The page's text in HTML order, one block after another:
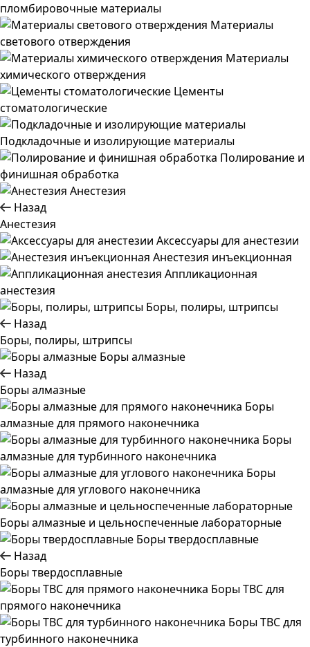
пломбировочные материалы
Материалы
светового отверждения
Материалы
химического отверждения
Цементы
стоматологические
Подкладочные и изолирующие материалы
Полирование и
финишная обработка
Анестезия
Назад
Анестезия
Аксессуары для анестезии
Анестезия инъекционная
Аппликационная
анестезия
Боры, полиры, штрипсы
Назад
Боры, полиры, штрипсы
Боры алмазные
Назад
Боры алмазные
Боры
алмазные для прямого наконечника
Боры
алмазные для турбинного наконечника
Боры
алмазные для углового наконечника
Боры алмазные и цельноспеченные лабораторные
Боры твердосплавные
Назад
Боры твердосплавные
Боры ТВС для
прямого наконечника
Боры ТВС для
турбинного наконечника